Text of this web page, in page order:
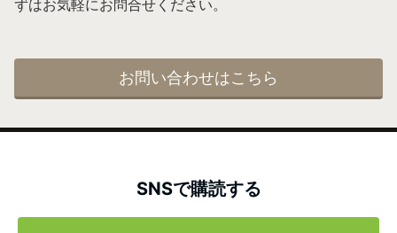
ずはお気軽にお問合せください。
お問い合わせはこちら
SNSで購読する